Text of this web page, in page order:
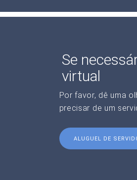
Se
virtual
Por favor, dê uma
precisar de um
ALUGUEL DE